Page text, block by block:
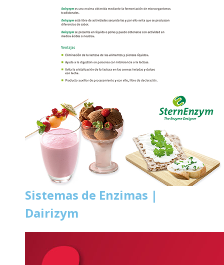
Sistemas de Enzimas |
Dairizym